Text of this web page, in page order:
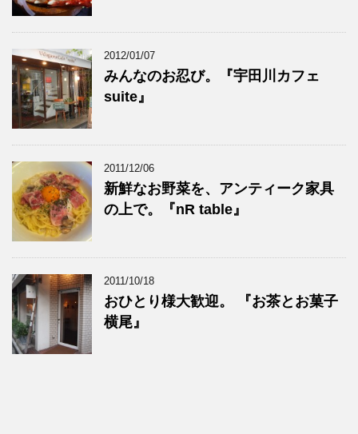
2012/01/07
みんなのお忍び。『宇田川カフェ
suite』
2011/12/06
新鮮なお野菜を、アンティーク家具
の上で。『nR table』
2011/10/18
おひとり様大歓迎。 『お茶とお菓子
横尾』